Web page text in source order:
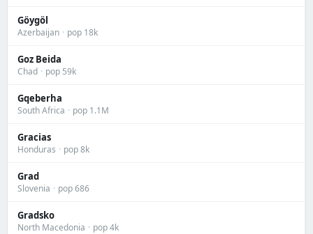
Göygöl
Azerbaijan · pop 18k
Goz Beida
Chad · pop 59k
Gqeberha
South Africa · pop 1.1M
Gracias
Honduras · pop 8k
Grad
Slovenia · pop 686
Gradsko
North Macedonia · pop 4k